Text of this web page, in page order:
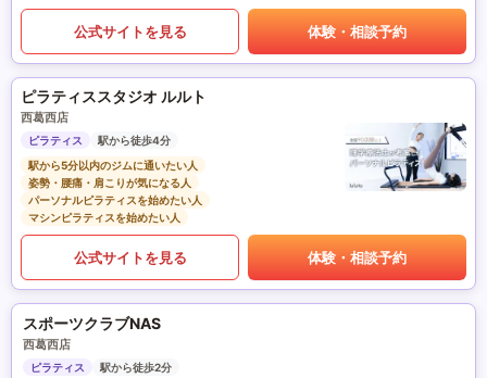
公式サイトを見る 体験・相談予約
ピラティススタジオ ルルト
西葛西店
ピラティス
駅から徒歩4分
駅から5分以内のジムに通いたい人
姿勢・腰痛・肩こりが気になる人
パーソナルピラティスを始めたい人
マシンピラティスを始めたい人
公式サイトを見る 体験・相談予約
スポーツクラブNAS
西葛西店
ピラティス
駅から徒歩2分